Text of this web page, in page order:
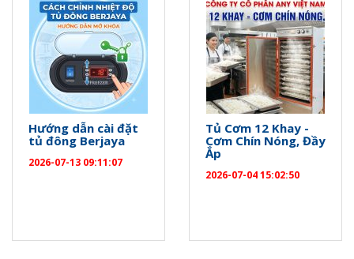
Hướng dẫn cài đặt
tủ đông Berjaya
2026-07-13 09:11:07
Tủ Cơm 12 Khay -
Cơm Chín Nóng, Đầy
Ắp
2026-07-04 15:02:50